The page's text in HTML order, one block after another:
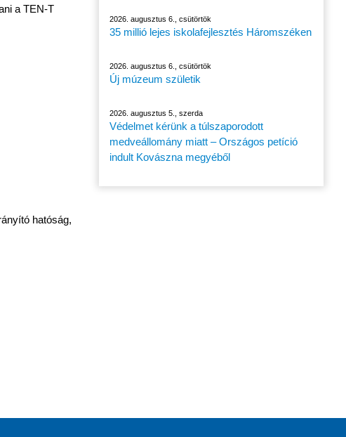
a TEN-T
hatóság,
2026. augusztus 6., csütörtök
35 millió lejes iskolafejlesztés Háromszéken
2026. augusztus 6., csütörtök
Új múzeum születik
2026. augusztus 5., szerda
Védelmet kérünk a túlszaporodott
medveállomány miatt – Országos petíció
indult Kovászna megyéből